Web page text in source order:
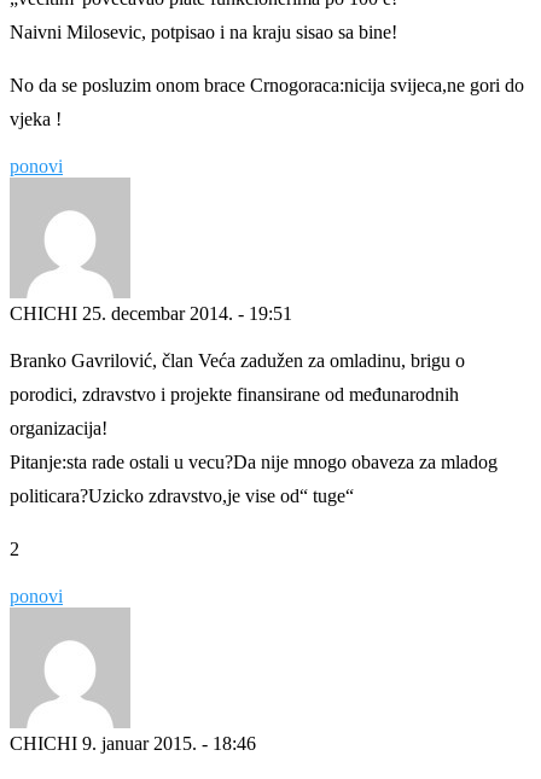
Naivni Milosevic, potpisao i na kraju sisao sa bine!
No da se posluzim onom brace Crnogoraca:nicija svijeca,ne gori do
vjeka !
ponovi
CHICHI 25. decembar 2014. - 19:51
Branko Gavrilović, član Veća zadužen za omladinu, brigu o
porodici, zdravstvo i projekte finansirane od međunarodnih
organizacija!
Pitanje:sta rade ostali u vecu?Da nije mnogo obaveza za mladog
politicara?Uzicko zdravstvo,je vise od“ tuge“
2
ponovi
CHICHI 9. januar 2015. - 18:46